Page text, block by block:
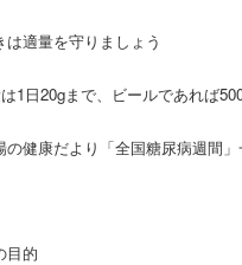
は適量を守りましょう
1日20gまで、 ビールであれば
の健康だより「全国糖尿病週間
目的